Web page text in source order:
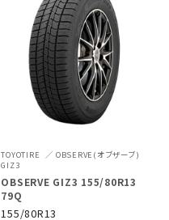
TOYOTIRE
OBSERVE(オブザーブ)
GIZ3
OBSERVE GIZ3 155/80R13
79Q
155/80R13